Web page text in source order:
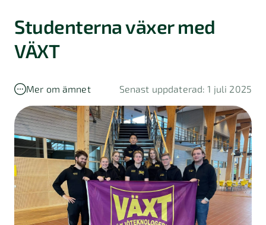
Om Fortnox
Karriär
Kontakt
Bransch
Kundberättelser
Tips
Bokföring
Finansiering
Skatt
Företagande
Marknadsföring
Ekonomisk
ordlista
Bokföringstips
Kalkylatorer
Studenterna växer med
VÄXT
Mer om ämnet Senast uppdaterad: 1 juli 2025